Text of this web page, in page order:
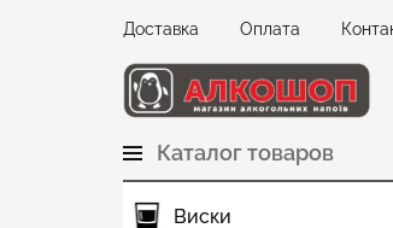
Доставка Оплата
Каталог товаров
Виски